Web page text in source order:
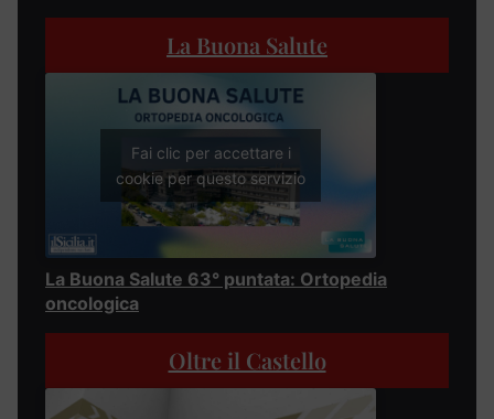
La Buona Salute
Fai clic per accettare i
cookie per questo servizio
La Buona Salute 63° puntata: Ortopedia
oncologica
Oltre il Castello